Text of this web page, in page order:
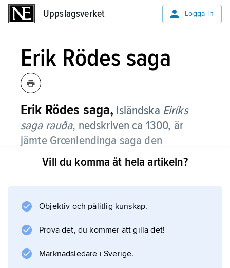
Uppslagsverket Logga in
Erik Rödes saga
Erik Rödes saga, isländska Eiríks
saga rauða, nedskriven ca 1300, är
jämte Grœnlendinga saga den
viktigaste skriftliga källan till historien
om nordbornas färder (omkring år 1000)
av dem kallad
Vinland
Litteraturanvisning
Vill du komma åt hela artikeln?
Objektiv och pålitlig kunskap.
Prova det, du kommer att gilla det!
Marknadsledare i Sverige.